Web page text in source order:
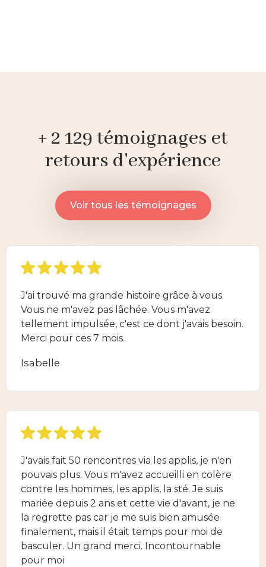
+ 2 129 témoignages et
retours d'expérience
Voir tous les témoignages
J'ai trouvé ma grande histoire grâce à vous.
Vous ne m'avez pas lâchée. Vous m'avez
tellement impulsée, c'est ce dont j'avais besoin.
Merci pour ces 7 mois.
Isabelle
J'avais fait 50 rencontres via les applis, je n'en
pouvais plus. Vous m'avez accueilli en colère
contre les hommes, les applis, la sté. Je suis
mariée depuis 2 ans et cette vie d'avant, je ne
la regrette pas car je me suis bien amusée
finalement, mais il était temps pour moi de
basculer. Un grand merci. Incontournable
pour moi